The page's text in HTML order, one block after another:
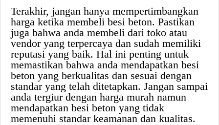
Terakhir, jangan hanya mempertimbangkan
harga ketika membeli besi beton. Pastikan
juga bahwa anda membeli dari toko atau
vendor yang terpercaya dan sudah memiliki
reputasi yang baik. Hal ini penting untuk
memastikan bahwa anda mendapatkan besi
beton yang berkualitas dan sesuai dengan
standar yang telah ditetapkan. Jangan sampai
anda tergiur dengan harga murah namun
mendapatkan besi beton yang tidak
memenuhi standar keamanan dan kualitas.